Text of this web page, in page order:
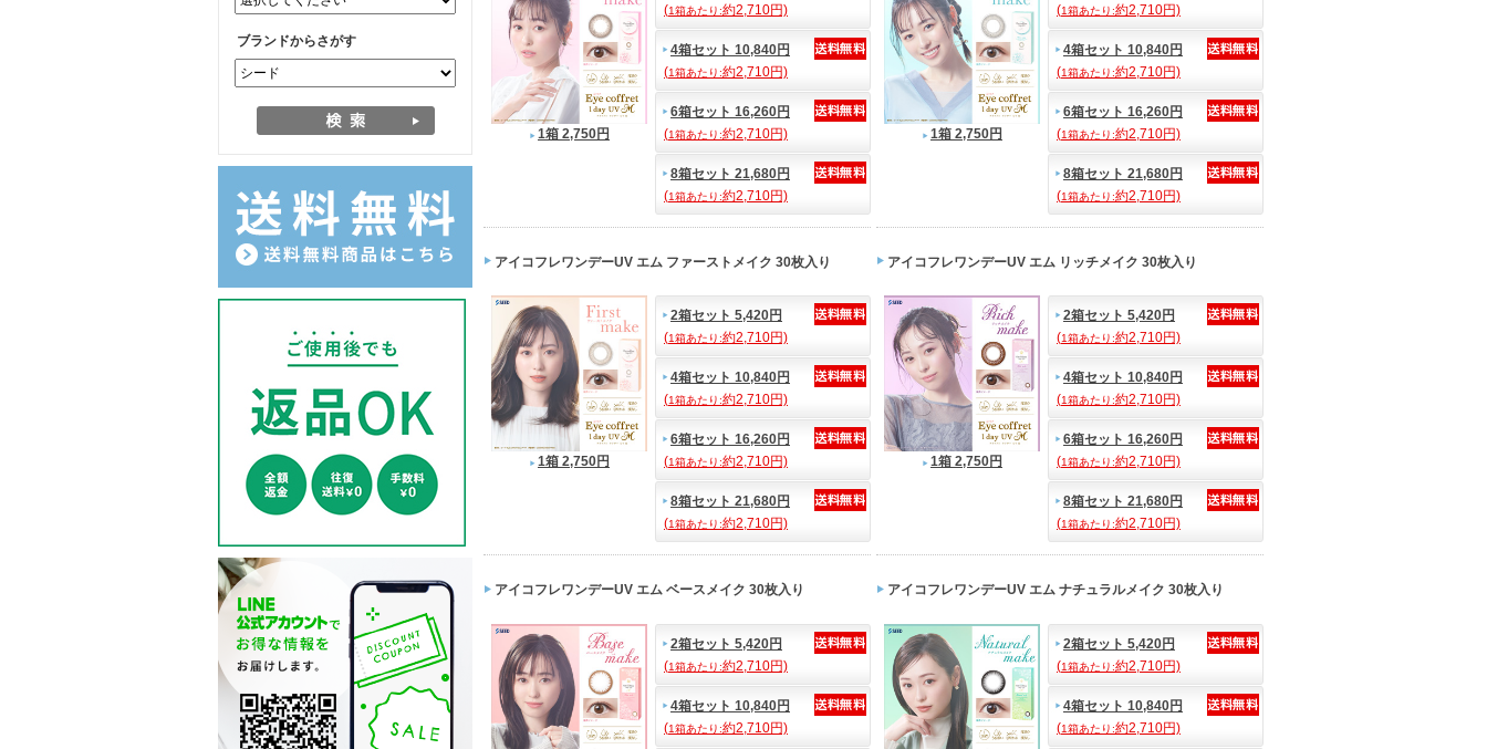
ブランドからさがす
1箱 2,750円
(1箱あたり:約2,710円)
4箱セット 10,840円
(1箱あたり:約2,710円)
6箱セット 16,260円
(1箱あたり:約2,710円)
8箱セット 21,680円
(1箱あたり:約2,710円)
1箱 2,750円
(1箱あたり:約2,710円)
4箱セット 10,840円
(1箱あたり:約2,710円)
6箱セット 16,260円
(1箱あたり:約2,710円)
8箱セット 21,680円
(1箱あたり:約2,710円)
アイコフレワンデーUV エム ファーストメイク 30枚入り
1箱 2,750円
2箱セット 5,420円
(1箱あたり:約2,710円)
4箱セット 10,840円
(1箱あたり:約2,710円)
6箱セット 16,260円
(1箱あたり:約2,710円)
8箱セット 21,680円
(1箱あたり:約2,710円)
アイコフレワンデーUV エム リッチメイク 30枚入り
1箱 2,750円
2箱セット 5,420円
(1箱あたり:約2,710円)
4箱セット 10,840円
(1箱あたり:約2,710円)
6箱セット 16,260円
(1箱あたり:約2,710円)
8箱セット 21,680円
(1箱あたり:約2,710円)
アイコフレワンデーUV エム ベースメイク 30枚入り
2箱セット 5,420円
(1箱あたり:約2,710円)
4箱セット 10,840円
(1箱あたり:約2,710円)
アイコフレワンデーUV エム ナチュラルメイク 30枚入り
2箱セット 5,420円
(1箱あたり:約2,710円)
4箱セット 10,840円
(1箱あたり:約2,710円)